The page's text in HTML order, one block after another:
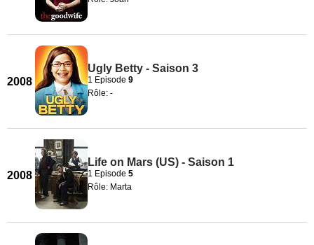
2008
Ugly Betty - Saison 3
1 Episode 9
Rôle: -
2008
Life on Mars (US) - Saison 1
1 Episode 5
Rôle: Marta